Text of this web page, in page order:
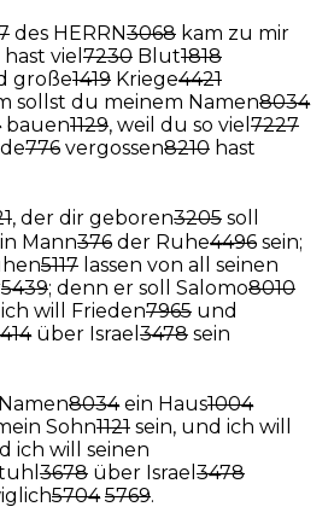
des HERRN3068 kam zu mir
viel 7230 Blut1818
große1419 Kriege4421
sollst du meinem Namen8034
bauen1129, weil du so viel 7227
776 vergossen8210 hast
, der dir geboren3205 soll
Mann376 der Ruhe4496 sein;
5117 lassen von all seinen
5439; denn er soll Salomo8010
will Frieden7965 und
über Israel 3478 sein
8034ein Haus1004
Sohn1121 sein, und ich will
ich will seinen
3678 über Israel 3478
5704 5769.